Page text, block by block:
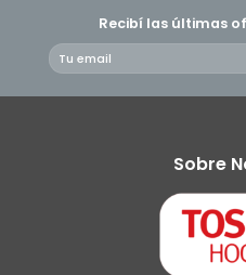
Recibí las últimas
Sobre